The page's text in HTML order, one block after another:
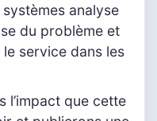
analyse
du problème et
service dans les
l’impact que cette